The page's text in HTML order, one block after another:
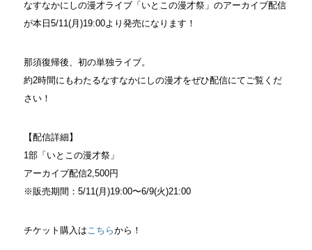
なすなかにしの漫才ライブ「いとこの漫才祭」のアーカイブ配信
が本日5/11(月)19:00より発売になります！
那須復帰後、初の単独ライブ。
約2時間にもわたるなすなかにしの漫才をぜひ配信にてご覧くだ
さい！
【配信詳細】
1部「いとこの漫才祭」
アーカイブ配信2,500円
※販売期間：5/11(月)19:00〜6/9(火)21:00
チケット購入はこちらから！